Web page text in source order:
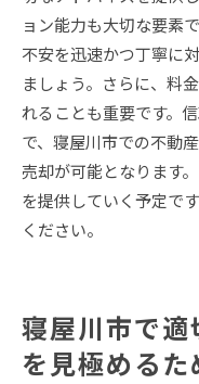
ョン能力も大切な要素
不安を迅速かつ丁寧に
ましょう。さらに、料
れることも重要です。
で、寝屋川市での不動
売却が可能となります
を提供していく予定で
ください。
寝屋川市で
を見極めるた